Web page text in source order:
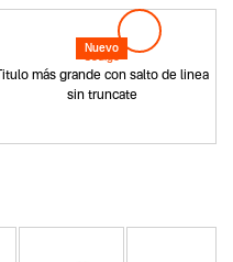
Nuevo
Titulo más grande con salto de linea
sin truncate